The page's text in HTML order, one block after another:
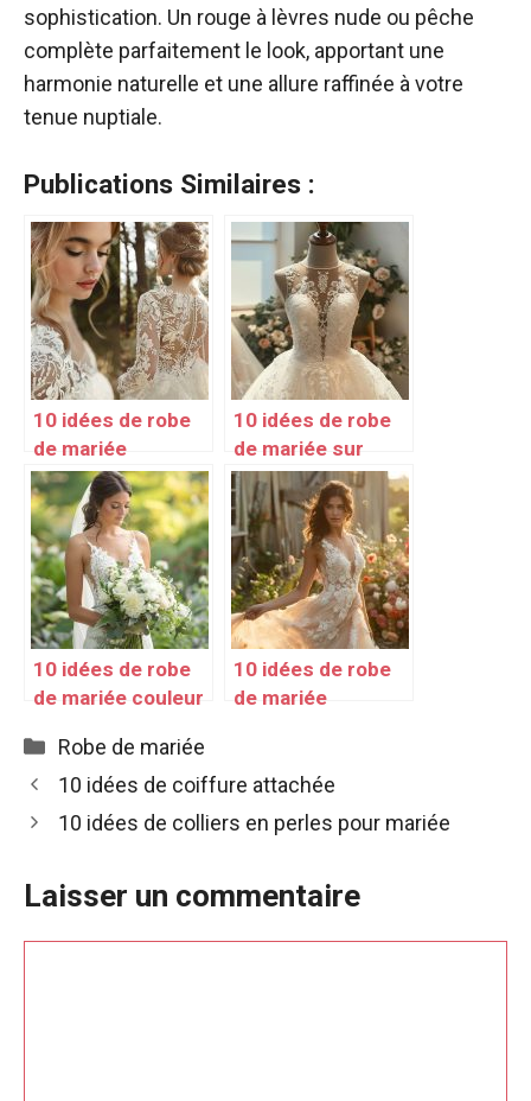
sophistication. Un rouge à lèvres nude ou pêche
complète parfaitement le look, apportant une
harmonie naturelle et une allure raffinée à votre
tenue nuptiale.
Publications Similaires :
10 idées de robe
de mariée
manches longues
10 idées de robe
de mariée sur
mesure
10 idées de robe
de mariée couleur
10 idées de robe
de mariée
Catégories
Robe de mariée
10 idées de coiffure attachée
10 idées de colliers en perles pour mariée
Laisser un commentaire